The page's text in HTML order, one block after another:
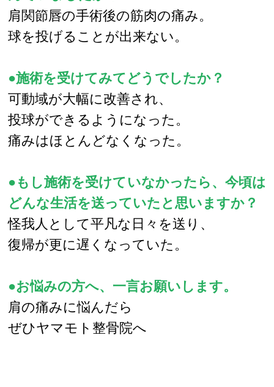
肩関節唇の手術後の筋肉の痛み。
球を投げることが出来ない。
●施術を受けてみてどうでしたか？
可動域が大幅に改善され、
投球ができるようになった。
痛みはほとんどなくなった。
●もし施術を受けていなかったら、今頃は
どんな生活を送っていたと思いますか？
怪我人として平凡な日々を送り、
復帰が更に遅くなっていた。
●お悩みの方へ、一言お願いします。
肩の痛みに悩んだら
ぜひヤマモト整骨院へ